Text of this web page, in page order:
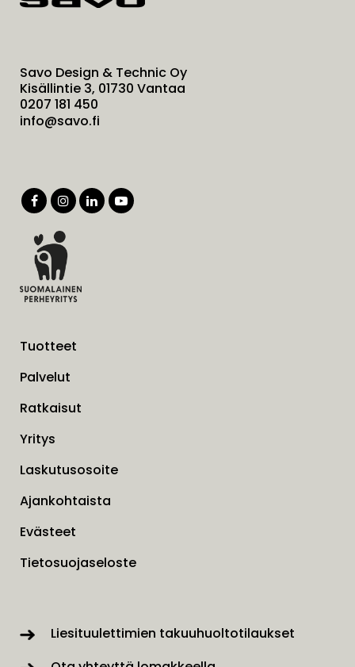
Savo Design & Technic Oy
Kisällintie 3, 01730 Vantaa
0207 181 450
info@savo.fi
Tuotteet
Palvelut
Ratkaisut
Yritys
Laskutusosoite
Ajankohtaista
Evästeet
Tietosuojaseloste
Liesituulettimien takuuhuoltotilaukset